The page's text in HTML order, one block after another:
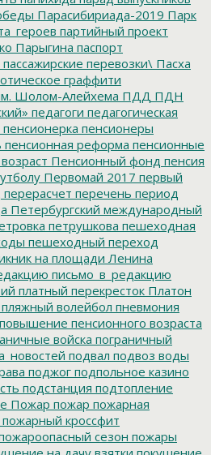
Парасибириада-2019 Парк
партийный проект
Парыгина паспорт
пассажирские перевозки\ Пасха
граффити
Шолом-Алейхема ПДД ПДН
педагоги педагогическая
пенсионерка пенсионеры
пенсионная реформа пенсионные
Пенсионный фонд пенсия
Первомай 2017 первый
перерасчет перечень период
Петербургский международный
петрушкова пешеходная
пешеходный переход
на площади Ленина
письмо_в_редакцию
платный перекресток Платон
пляжный волейбол пневмония
повышение пенсионного возраста
войска пограничный
подвал подвоз воды
поджог подпольное казино
подстанция подтопление
Пожар пожар пожарная
пожарный кроссфит
сезон пожары